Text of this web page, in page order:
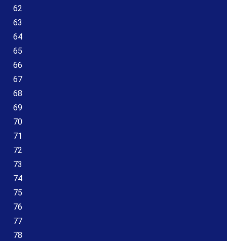
62
63
64
65
66
67
68
69
70
71
72
73
74
75
76
77
78